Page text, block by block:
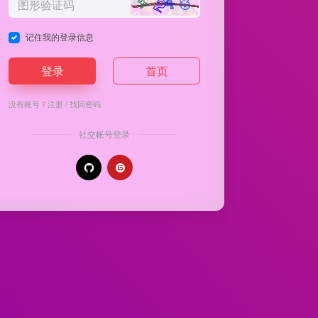
记住我的登录信息
登录 首页
没有账号？注册/找回密码
社交帐号登录